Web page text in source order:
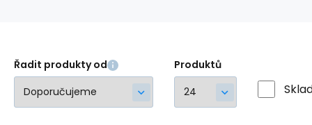
Řadit produkty od Produktů